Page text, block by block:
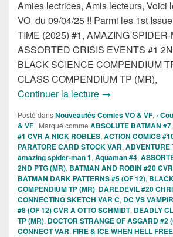
Amies lectrices, Amis lecteurs, Voici
VO du 09/04/25 !! Parmi les 1st
TIME (2025) #1, AMAZING
ASSORTED CRISIS EVENTS #1
BLACK SCIENCE COMPENDIUM
CLASS COMPENDIUM TP (MR),
Continuer la lecture Sorties des
→
Posté dansNouveautés Comics VO & VF, ›
& VF | Marqué comme ABSOLUTE BATMAN #7,
#1 CVR A NICK ROBLES, ACTION COMICS
PARATORE CARD STOCK VAR, ADVENTURE
amazing spider-man 1, Aquaman #4,
2ND PTG (MR), BATMAN AND ROBIN #20
BATMAN DARK PATTERNS #5 (OF 12),
COMPENDIUM TP (MR), DAREDEVIL #20
CONNECTING SKETCH VAR C, DC VS
#8 (OF 12) CVR A OTTO SCHMIDT, DEADLY
TP (MR), DOCTOR STRANGE OF ASGARD #2
CONNECT VAR, FIRE & ICE WHEN HELL